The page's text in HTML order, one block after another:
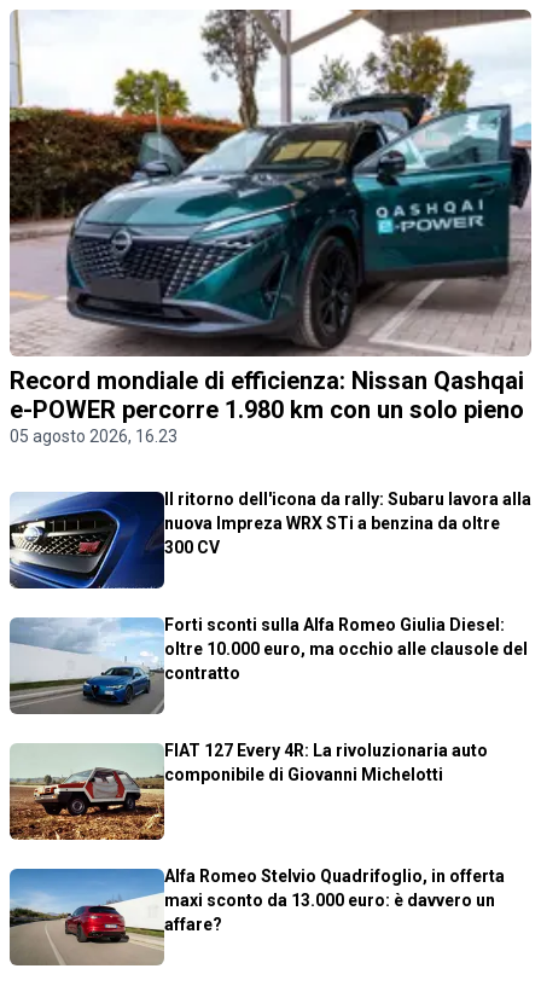
Record mondiale di efficienza: Nissan Qashqai
e-POWER percorre 1.980 km con un solo pieno
05 agosto 2026, 16.23
Il ritorno dell'icona da rally: Subaru lavora alla
nuova Impreza WRX STi a benzina da oltre
300 CV
Forti sconti sulla Alfa Romeo Giulia Diesel:
oltre 10.000 euro, ma occhio alle clausole del
contratto
FIAT 127 Every 4R: La rivoluzionaria auto
componibile di Giovanni Michelotti
Alfa Romeo Stelvio Quadrifoglio, in offerta
maxi sconto da 13.000 euro: è davvero un
affare?